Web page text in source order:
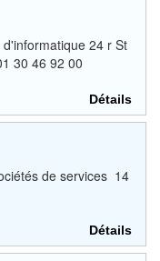
24 r St
30 46 92 00
Détails
de services 14
Détails